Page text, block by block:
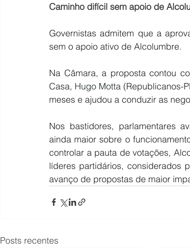
Caminho difícil sem apoio de
Governistas admitem que a
sem o apoio ativo de Alcolumbre.
Na Câmara, a proposta contou
Casa, Hugo Motta (Republicanos-
meses e ajudou a conduzir as
Nos bastidores, parlamentares
ainda maior sobre o
controlar a pauta de votações,
líderes partidários, considerados
avanço de propostas de maior
Posts recentes